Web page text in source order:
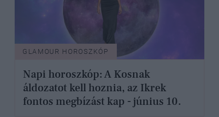
GLAMOUR HOROSZKÓP
Napi horoszkóp: A Kosnak
áldozatot kell hoznia, az Ikrek
fontos megbízást kap - június 10.